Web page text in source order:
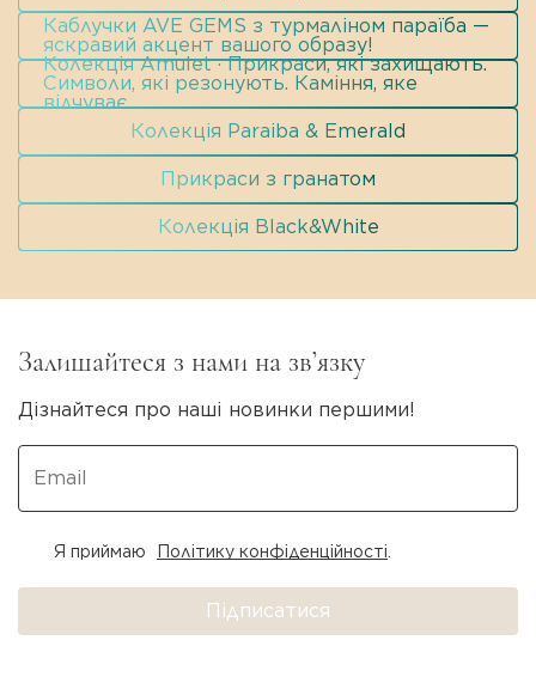
Каблучки AVE GEMS з турмаліном параїба —
яскравий акцент вашого образу!
Колекція Amulet · Прикраси, які захищають.
Символи, які резонують. Каміння, яке
відчуває.
Колекція Paraiba & Emerald
Прикраси з гранатом
Колекція Black&White
Залишайтеся з нами на зв’язку
Дізнайтеся про наші новинки першими!
Підписатися
Я приймаю Політику конфіденційності